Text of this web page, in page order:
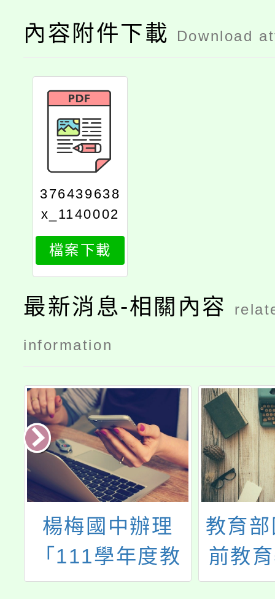
內容附件下載 Download
376439638
x_1140002
963_attach
1
檔案下載
最新消息-相關內容
information
楊梅國中辦理
「111學年度教
育優先區親職教
教育
前教
學年